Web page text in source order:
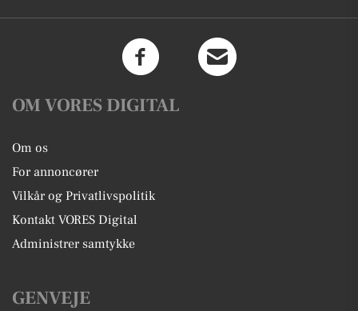
OM VORES DIGITAL
Om os
For annoncører
Vilkår og Privatlivspolitik
Kontakt VORES Digital
Administrer samtykke
GENVEJE